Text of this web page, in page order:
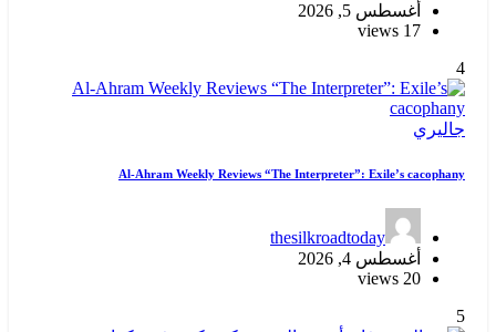
أغسطس 5, 2026
17 views
4
جاليري
Al-Ahram Weekly Reviews “The Interpreter”: Exile’s cacophany
thesilkroadtoday
أغسطس 4, 2026
20 views
5